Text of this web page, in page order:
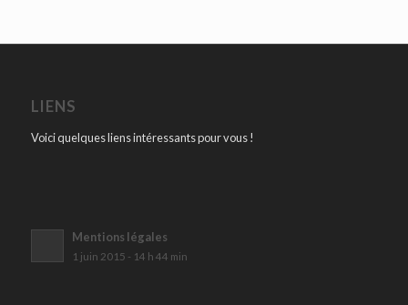
LIENS
Voici quelques liens intéressants pour vous !
Mentions légales
1 juin 2015 - 14 h 44 min